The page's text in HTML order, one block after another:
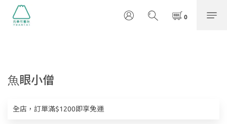
⿂眼⼩僧
全店，訂單滿$1200即享免運